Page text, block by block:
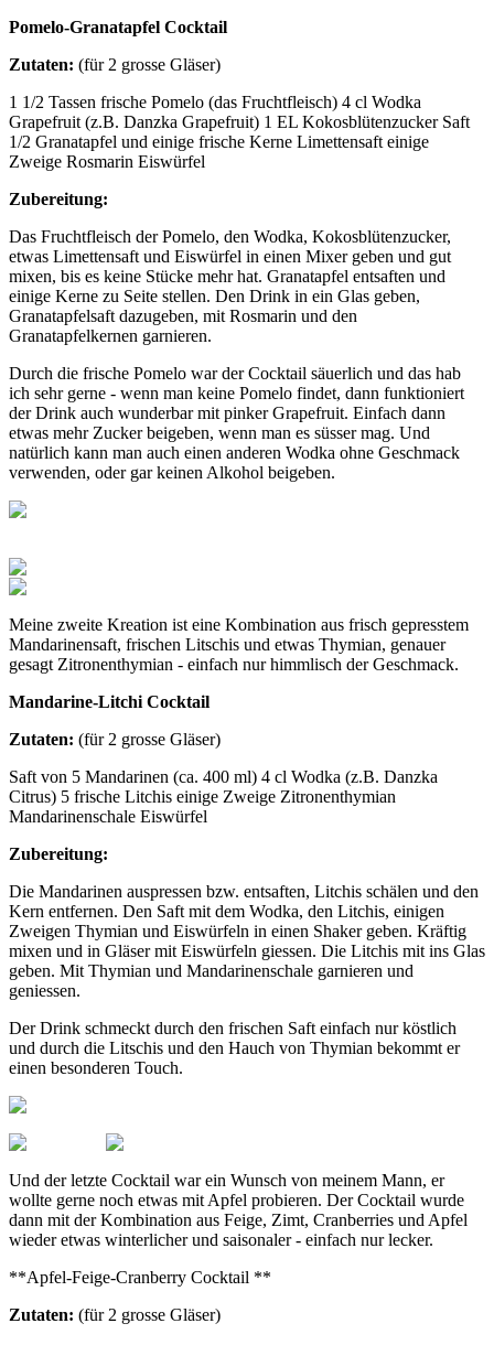
Pomelo-Granatapfel Cocktail
Zutaten: (für 2 grosse Gläser)
1 1/2 Tassen frische Pomelo (das Fruchtfleisch) 4 cl Wodka
Grapefruit (z.B. Danzka Grapefruit) 1 EL Kokosblütenzucker Saft
1/2 Granatapfel und einige frische Kerne Limettensaft einige
Zweige Rosmarin Eiswürfel
Zubereitung:
Das Fruchtfleisch der Pomelo, den Wodka, Kokosblütenzucker,
etwas Limettensaft und Eiswürfel in einen Mixer geben und gut
mixen, bis es keine Stücke mehr hat. Granatapfel entsaften und
einige Kerne zu Seite stellen. Den Drink in ein Glas geben,
Granatapfelsaft dazugeben, mit Rosmarin und den
Granatapfelkernen garnieren.
Durch die frische Pomelo war der Cocktail säuerlich und das hab
ich sehr gerne - wenn man keine Pomelo findet, dann funktioniert
der Drink auch wunderbar mit pinker Grapefruit. Einfach dann
etwas mehr Zucker beigeben, wenn man es süsser mag. Und
natürlich kann man auch einen anderen Wodka ohne Geschmack
verwenden, oder gar keinen Alkohol beigeben.
Meine zweite Kreation ist eine Kombination aus frisch gepresstem
Mandarinensaft, frischen Litschis und etwas Thymian, genauer
gesagt Zitronenthymian - einfach nur himmlisch der Geschmack.
Mandarine-Litchi Cocktail
Zutaten: (für 2 grosse Gläser)
Saft von 5 Mandarinen (ca. 400 ml) 4 cl Wodka (z.B. Danzka
Citrus) 5 frische Litchis einige Zweige Zitronenthymian
Mandarinenschale Eiswürfel
Zubereitung:
Die Mandarinen auspressen bzw. entsaften, Litchis schälen und den
Kern entfernen. Den Saft mit dem Wodka, den Litchis, einigen
Zweigen Thymian und Eiswürfeln in einen Shaker geben. Kräftig
mixen und in Gläser mit Eiswürfeln giessen. Die Litchis mit ins Glas
geben. Mit Thymian und Mandarinenschale garnieren und
geniessen.
Der Drink schmeckt durch den frischen Saft einfach nur köstlich
und durch die Litschis und den Hauch von Thymian bekommt er
einen besonderen Touch.
Und der letzte Cocktail war ein Wunsch von meinem Mann, er
wollte gerne noch etwas mit Apfel probieren. Der Cocktail wurde
dann mit der Kombination aus Feige, Zimt, Cranberries und Apfel
wieder etwas winterlicher und saisonaler - einfach nur lecker.
**Apfel-Feige-Cranberry Cocktail **
Zutaten: (für 2 grosse Gläser)